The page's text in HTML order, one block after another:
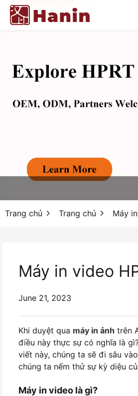
Trang chủ Trang chủ Máy
Máy in video
June 21, 2023
Khi duyệt qua máy in ảnh trên
điều này thực sự có nghĩa là
viết này, chúng ta sẽ đi sâu
chúng ta nếm thử sự kỳ diệu
Máy in video là gì?